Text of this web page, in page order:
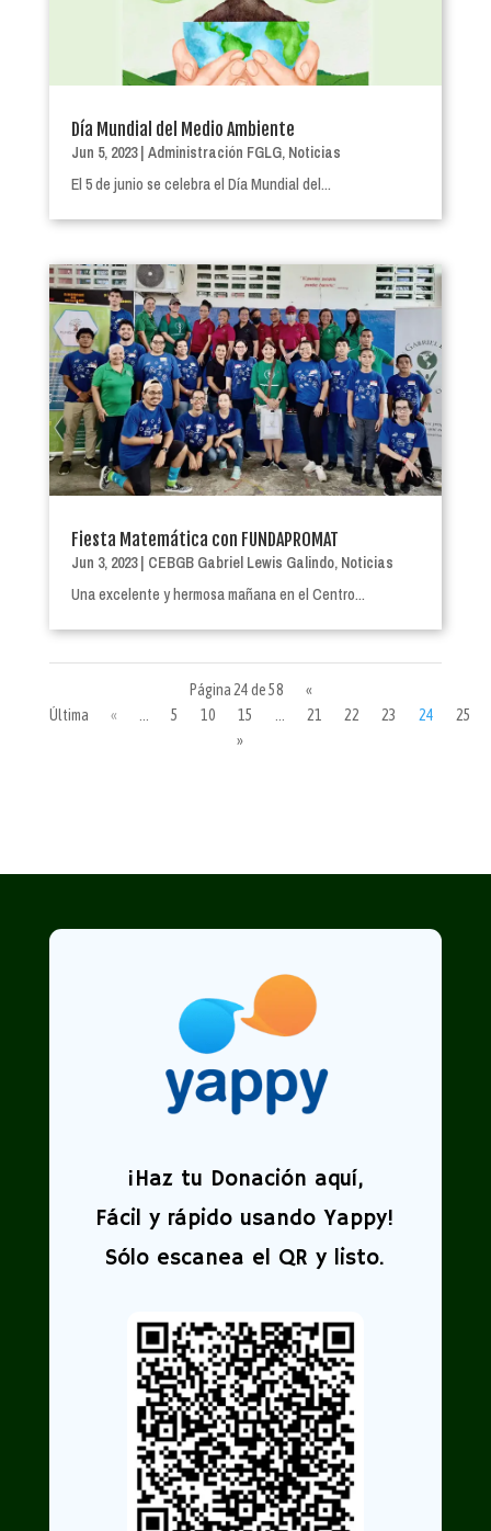
Día Mundial del Medio Ambiente
Jun 5, 2023| Administración FGLG, Noticias
El 5 de junio se celebra el Día Mundial del...
Fiesta Matemática con FUNDAPROMAT
Jun 3, 2023| CEBGB Gabriel Lewis Galindo, Noticias
Una excelente y hermosa mañana en el Centro...
Página 24 de 58
«
Última
« ... 5 10 15 ... 21 22 23 24
25
»
¡Haz tu Donación aquí,
Fácil y rápido usando Yappy!
Sólo escanea el QR y listo.